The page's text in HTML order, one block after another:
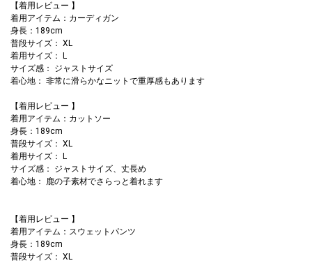
【着用レビュー 】
着用アイテム：カーディガン
身長：189cm
普段サイズ： XL
着用サイズ： L
サイズ感： ジャストサイズ
着心地： 非常に滑らかなニットで重厚感もあります
【着用レビュー 】
着用アイテム：カットソー
身長：189cm
普段サイズ： XL
着用サイズ： L
サイズ感： ジャストサイズ、丈長め
着心地： 鹿の子素材でさらっと着れます
【着用レビュー 】
着用アイテム：スウェットパンツ
身長：189cm
普段サイズ： XL